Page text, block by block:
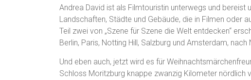
Andrea David ist als Filmtouristin unterwegs und
Landschaften, Städte und Gebäude, die in Filmen oder
Teil zwei von „Szene für Szene die Welt entdecken“
Berlin, Paris, Notting Hill, Salzburg und Amsterdam,
Und eben auch, jetzt wird es für
Schloss Moritzburg knappe zwanzig Kilometer nördlich